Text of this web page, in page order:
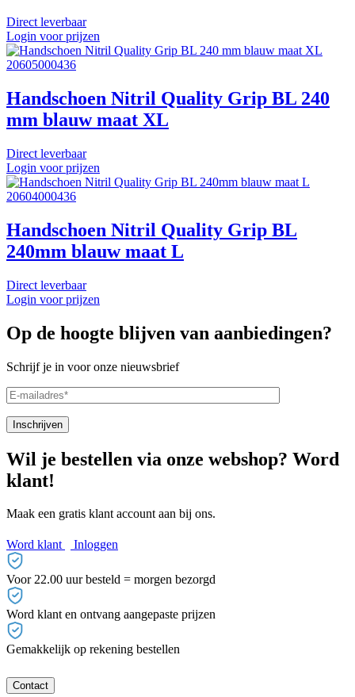
Direct leverbaar
Login voor prijzen
20605000436
Handschoen Nitril Quality Grip BL 240
mm blauw maat XL
Direct leverbaar
Login voor prijzen
20604000436
Handschoen Nitril Quality Grip BL
240mm blauw maat L
Direct leverbaar
Login voor prijzen
Op de hoogte blijven van aanbiedingen?
Schrijf je in voor onze nieuwsbrief
Wil je bestellen via onze webshop? Word
klant!
Maak een gratis klant account aan bij ons.
Word klant Inloggen
Voor 22.00 uur besteld = morgen bezorgd
Word klant en ontvang aangepaste prijzen
Gemakkelijk op rekening bestellen
Contact